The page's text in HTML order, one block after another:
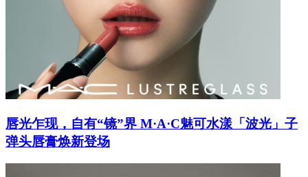
唇光乍现，自有“镜”界 M·A·C魅可水漾「波光」子
弹头唇膏焕新登场